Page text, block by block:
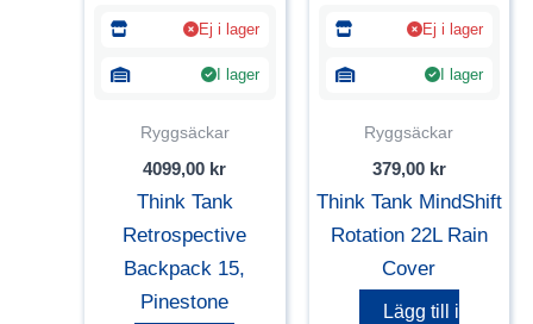
Ej i lager
I lager
Ryggsäckar
4099,00 kr
Think Tank
Retrospective
Backpack 15,
Pinestone
Ej i lager
I lager
Ryggsäckar
379,00 kr
Think Tank MindShift
Rotation 22L Rain
Cover
Lägg till i